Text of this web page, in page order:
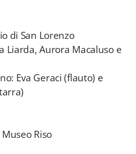
di San Lorenzo
Liarda, Aurora Macaluso e
Eva Geraci (flauto) e
Riso